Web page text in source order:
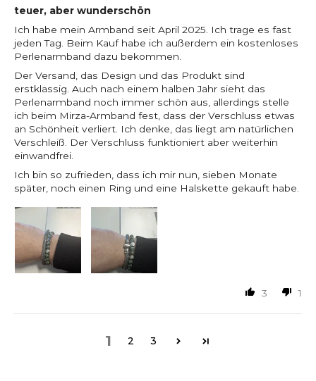
teuer, aber wunderschön
Ich habe mein Armband seit April 2025. Ich trage es fast
jeden Tag. Beim Kauf habe ich außerdem ein kostenloses
Perlenarmband dazu bekommen.
Der Versand, das Design und das Produkt sind
erstklassig. Auch nach einem halben Jahr sieht das
Perlenarmband noch immer schön aus, allerdings stelle
ich beim Mirza-Armband fest, dass der Verschluss etwas
an Schönheit verliert. Ich denke, das liegt am natürlichen
Verschleiß. Der Verschluss funktioniert aber weiterhin
einwandfrei.
Ich bin so zufrieden, dass ich mir nun, sieben Monate
später, noch einen Ring und eine Halskette gekauft habe.
3 1
1 2 3